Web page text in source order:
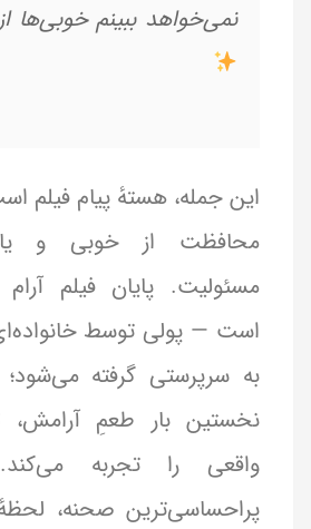
نمی‌خواهد ببینم خوبی‌ها
این جمله، هستهٔ پیام فیلم
محافظت از خوبی و
مسئولیت. پایان فیلم آرام
است — پولی توسط
به سرپرستی گرفته
نخستین بار طعمِ
واقعی را تجربه
پراحساسی‌ترین صحنه،